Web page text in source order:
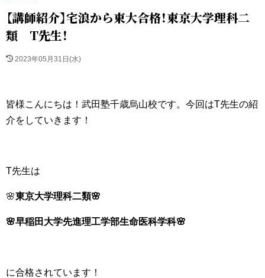
【講師紹介】宅浪から東大合格！東京大学理科二
類 T先生！
2023年05月31日(水)
皆様こんにちは！武田塾千歳烏山校です。今回はT先生の紹
介をしていきます！
T先生は
🌸東京大学理科二類🌸
🌸早稲田大学先進理工学部生命医科学科🌸
に合格されています！